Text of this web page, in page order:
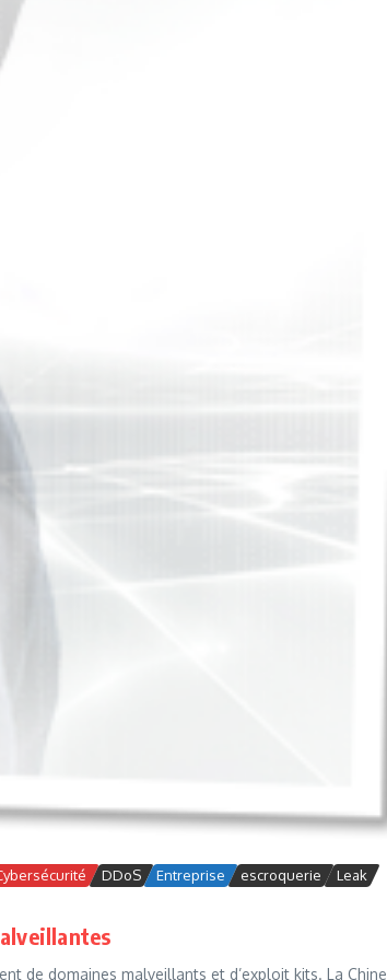
DDoS Entreprise escroquerie
Leak
de domaines malveillants et d’exploit kits. La Chine